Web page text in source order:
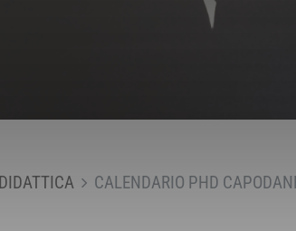
DIDATTICA CALENDARIO PHD